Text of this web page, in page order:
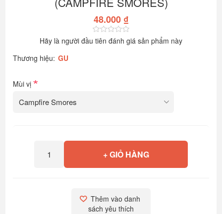
48.000 ₫
Hãy là người đầu tiên đánh giá sản phẩm này
Thương hiệu: GU
Mùi vị*
+ GIỎ HÀNG
Thêm vào danh
sách yêu thích